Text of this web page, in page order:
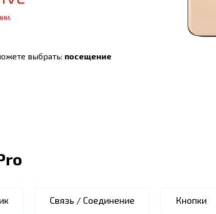
выбрать: посещение
Связь / Соединение Кнопки